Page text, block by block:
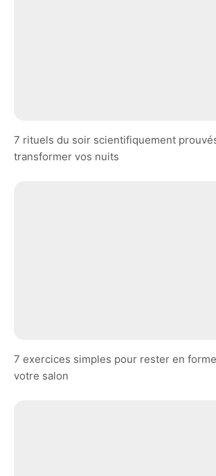
7 rituels du soir scientifiquement
transformer vos nuits
7 exercices simples pour rester en
votre salon